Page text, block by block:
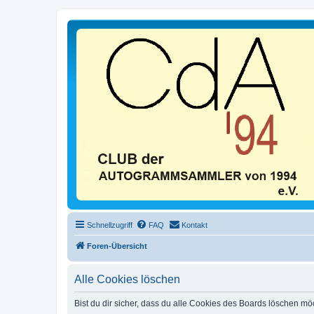
Schnellzugriff FAQ Kontakt
Foren-Übersicht
Alle Cookies löschen
Bist du dir sicher, dass du alle Cookies des Boards löschen